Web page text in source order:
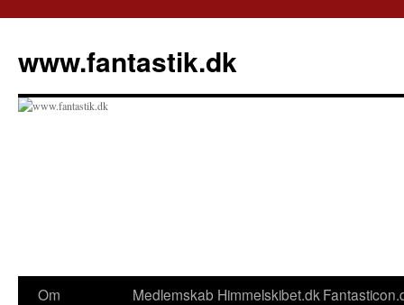
indhold
www.fantastik.dk
Om
Medlemskab Himmelskibet.dk